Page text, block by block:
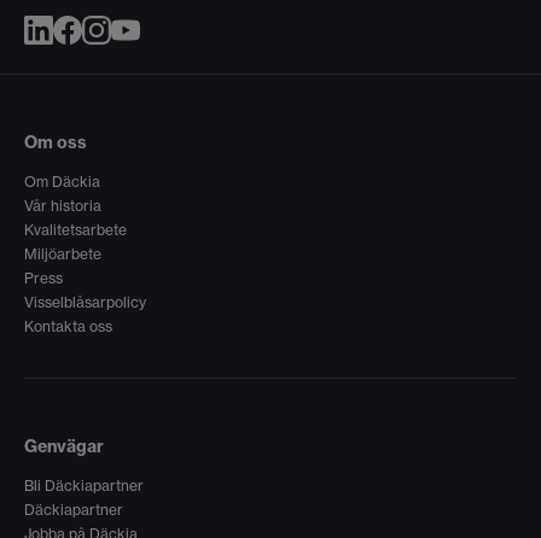
Om oss
Om Däckia
Vår historia
Kvalitetsarbete
Miljöarbete
Press
Visselblåsarpolicy
Kontakta oss
Genvägar
Bli Däckiapartner
Däckiapartner
Jobba på Däckia